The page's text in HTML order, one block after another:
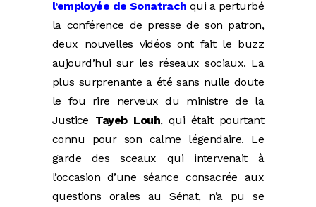
l’employée de Sonatrach qui a perturbé
la conférence de presse de son patron,
deux nouvelles vidéos ont fait le buzz
aujourd’hui sur les réseaux sociaux. La
plus surprenante a été sans nulle doute
le fou rire nerveux du ministre de la
Justice Tayeb Louh, qui était pourtant
connu pour son calme légendaire. Le
garde des sceaux qui intervenait à
l’occasion d’une séance consacrée aux
questions orales au Sénat, n’a pu se